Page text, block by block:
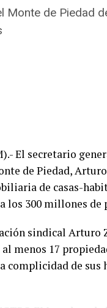
Monte de Piedad
El secretario
de Piedad,
de casas-
los 300 millones de
sindical Arturo
menos 17
de sus